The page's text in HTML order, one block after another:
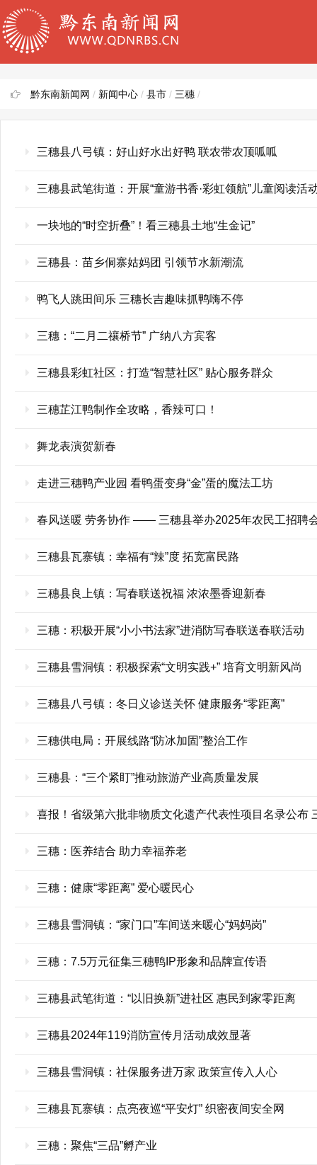
黔东南新闻网 / 新闻中心 / 县市 / 三穗 /
三穗县八弓镇：好山好水出好鸭 联农带农顶呱呱
三穗县武笔街道：开展“童游书香·彩虹领航”儿童阅读活
一块地的“时空折叠”！看三穗县土地“生金记”
三穗县：苗乡侗寨姑妈团 引领节水新潮流
鸭飞人跳田间乐 三穗长吉趣味抓鸭嗨不停
三穗：“二月二禳桥节” 广纳八方宾客
三穗县彩虹社区：打造“智慧社区” 贴心服务群众
三穗芷江鸭制作全攻略，香辣可口！
舞龙表演贺新春
走进三穗鸭产业园 看鸭蛋变身“金”蛋的魔法工坊
春风送暖 劳务协作 —— 三穗县举办2025年农民工招聘
三穗县瓦寨镇：幸福有“辣”度 拓宽富民路
三穗县良上镇：写春联送祝福 浓浓墨香迎新春
三穗：积极开展“小小书法家”进消防写春联送春联活动
三穗县雪洞镇：积极探索“文明实践+” 培育文明新风尚
三穗县八弓镇：冬日义诊送关怀 健康服务“零距离”
三穗供电局：开展线路“防冰加固”整治工作
三穗县：“三个紧盯”推动旅游产业高质量发展
喜报！省级第六批非物质文化遗产代表性项目名录公布
三穗：医养结合 助力幸福养老
三穗：健康“零距离” 爱心暖民心
三穗县雪洞镇：“家门口”车间送来暖心“妈妈岗”
三穗：7.5万元征集三穗鸭IP形象和品牌宣传语
三穗县武笔街道：“以旧换新”进社区 惠民到家零距离
三穗县2024年119消防宣传月活动成效显著
三穗县雪洞镇：社保服务进万家 政策宣传入人心
三穗县瓦寨镇：点亮夜巡“平安灯” 织密夜间安全网
三穗：聚焦“三品”孵产业